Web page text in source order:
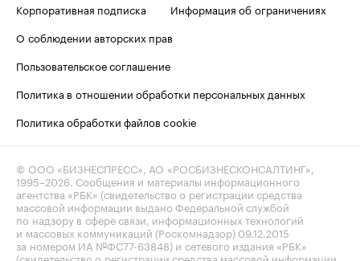
Корпоративная подписка
Информация об ограничениях
О соблюдении авторских прав
Пользовательское соглашение
Политика в отношении обработки персональных данных
Политика обработки файлов cookie
© ООО «БИЗНЕСПРЕСС», АО «РОСБИЗНЕСКОНСАЛТИНГ»,
1995–2026. Сообщения и материалы информационного
агентства «РБК» (свидетельство о регистрации средства
массовой информации выдано Федеральной службой
по надзору в сфере связи, информационных технологий
и массовых коммуникаций (Роскомнадзор) 09.12.2015
за номером ИА №ФС77-63848) и сетевого издания «РБК»
(свидетельство о регистрации средства массовой информации